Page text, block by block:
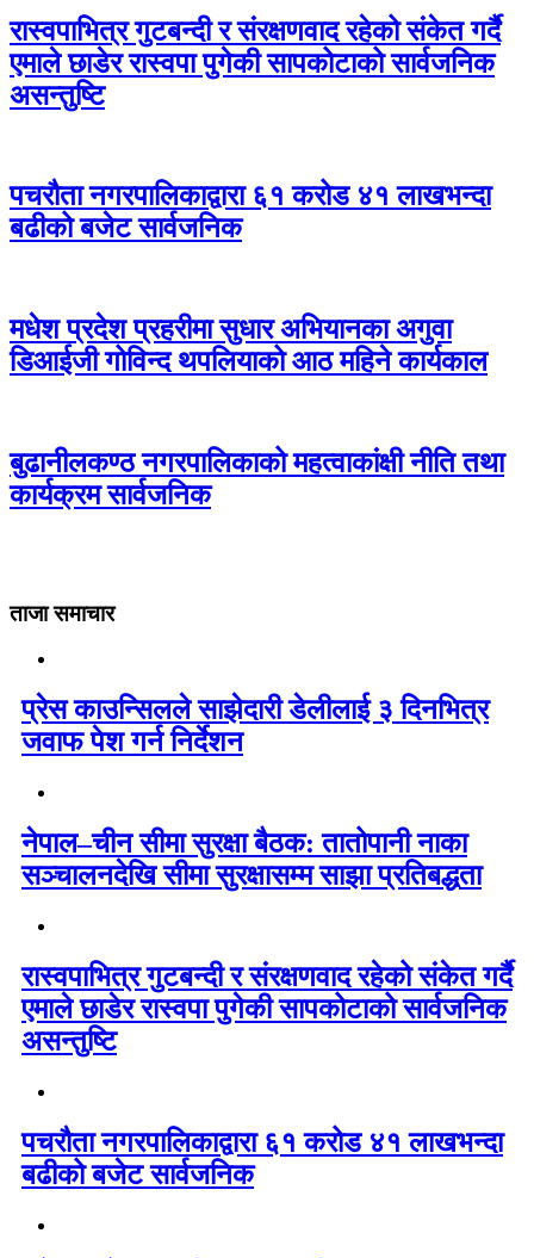
रास्वपाभित्र गुटबन्दी र संरक्षणवाद रहेको संकेत गर्दै
एमाले छाडेर रास्वपा पुगेकी सापकोटाको सार्वजनिक
असन्तुष्टि
पचरौता नगरपालिकाद्वारा ६१ करोड ४१ लाखभन्दा
बढीको बजेट सार्वजनिक
मधेश प्रदेश प्रहरीमा सुधार अभियानका अगुवा
डिआईजी गोविन्द थपलियाको आठ महिने कार्यकाल
बुढानीलकण्ठ नगरपालिकाको महत्वाकांक्षी नीति तथा
कार्यक्रम सार्वजनिक
ताजा समाचार
प्रेस काउन्सिलले साझेदारी डेलीलाई ३ दिनभित्र
जवाफ पेश गर्न निर्देशन
नेपाल–चीन सीमा सुरक्षा बैठक: तातोपानी नाका
सञ्चालनदेखि सीमा सुरक्षासम्म साझा प्रतिबद्धता
रास्वपाभित्र गुटबन्दी र संरक्षणवाद रहेको संकेत गर्दै
एमाले छाडेर रास्वपा पुगेकी सापकोटाको सार्वजनिक
असन्तुष्टि
पचरौता नगरपालिकाद्वारा ६१ करोड ४१ लाखभन्दा
बढीको बजेट सार्वजनिक